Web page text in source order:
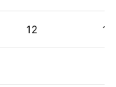
12 18